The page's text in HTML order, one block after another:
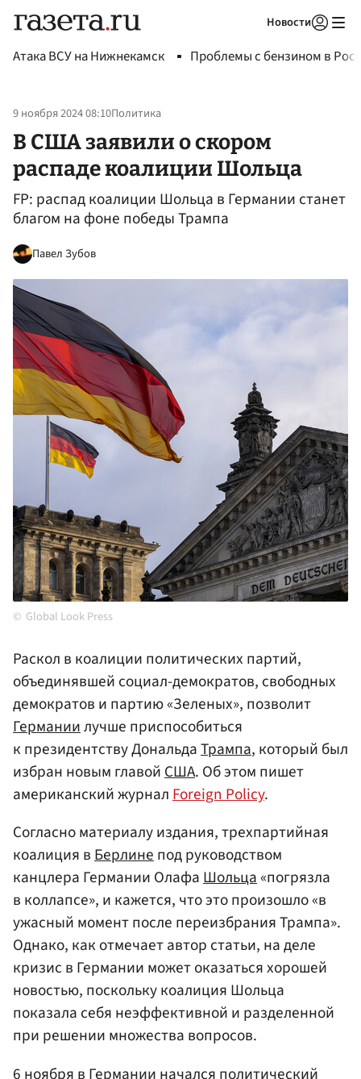
Новости
Атака ВСУ на Нижнекамск Проблемы с бензином в
9 ноября 2024 08:10Политика
В США заявили о скором
распаде коалиции Шольца
FP: распад коалиции Шольца в Германии станет
благом на фоне победы Трампа
Павел Зубов
Global Look Press
Раскол в коалиции политических партий,
объединявшей социал-демократов, свободных
демократов и партию «Зеленых», позволит
Германиилучше приспособиться
к президентству ДональдаТрампа, который был
избран новым главойСША. Об этом пишет
американский журналForeign Policy.
Согласно материалу издания, трехпартийная
коалиция вБерлинепод руководством
канцлера Германии ОлафаШольца«погрязла
в коллапсе», и кажется, что это произошло «в
ужасный момент после переизбрания Трампа».
Однако, как отмечает автор статьи, на деле
кризис в Германии может оказаться хорошей
новостью, поскольку коалиция Шольца
показала себя неэффективной и разделенной
при решении множества вопросов.
6 ноября в Германии начался политический